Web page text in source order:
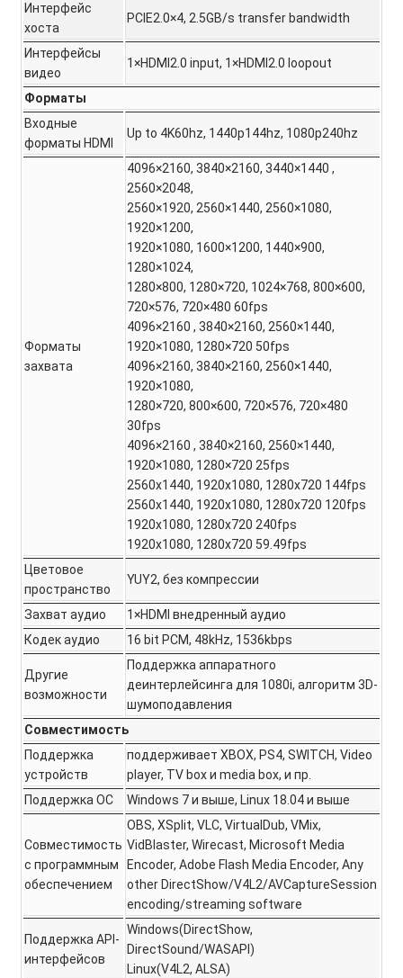
Интерфейс
хоста
PCIE2.0×4, 2.5GB/s transfer bandwidth
Интерфейсы
видео
1×HDMI2.0 input, 1×HDMI2.0 loopout
Форматы
Входные
форматы HDMI
Up to 4K60hz, 1440p144hz, 1080p240hz
Форматы
захвата
4096×2160, 3840×2160, 3440×1440 ,
2560×2048,
2560×1920, 2560×1440, 2560×1080,
1920×1200,
1920×1080, 1600×1200, 1440×900,
1280×1024,
1280×800, 1280×720, 1024×768, 800×600,
720×576, 720×480 60fps
4096×2160 , 3840×2160, 2560×1440,
1920×1080, 1280×720 50fps
4096×2160, 3840×2160, 2560×1440,
1920×1080,
1280×720, 800×600, 720×576, 720×480
30fps
4096×2160 , 3840×2160, 2560×1440,
1920×1080, 1280×720 25fps
2560x1440, 1920x1080, 1280x720 144fps
2560x1440, 1920x1080, 1280x720 120fps
1920x1080, 1280x720 240fps
1920x1080, 1280x720 59.49fps
Цветовое
пространство
YUY2, без компрессии
Захват аудио
1×HDMI внедренный аудио
Кодек аудио
16 bit PCM, 48kHz, 1536kbps
Другие
возможности
Поддержка аппаратного
деинтерлейсинга для 1080i, алгоритм 3D-
шумоподавления
Совместимость
Поддержка
устройств
поддерживает XBOX, PS4, SWITCH, Video
player, TV box и media box, и пр.
Поддержка ОС
Windows 7 и выше, Linux 18.04 и выше
Совместимость
с программным
обеспечением
OBS, XSplit, VLC, VirtualDub, VMix,
VidBlaster, Wirecast, Microsoft Media
Encoder, Adobe Flash Media Encoder, Any
other DirectShow/V4L2/AVCaptureSession
encoding/streaming software
Поддержка API-
интерфейсов
Windows(DirectShow,
DirectSound/WASAPI)
Linux(V4L2, ALSA)